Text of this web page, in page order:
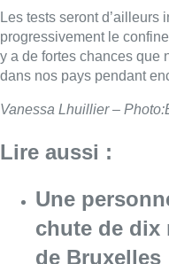
Les tests seront
progressivement le
y a de fortes chances que
dans nos pays pendant
Vanessa Lhuillier –
Lire aussi :
Une
chute de dix
de Bruxelles